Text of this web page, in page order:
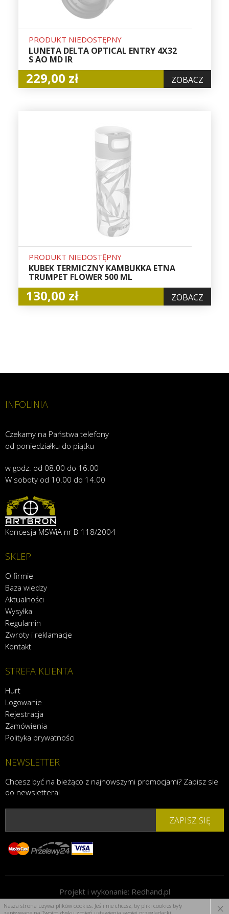
PRODUKT NIEDOSTĘPNY
LUNETA DELTA OPTICAL ENTRY 4X32
S AO MD IR
229,00 zł ZOBACZ
PRODUKT NIEDOSTĘPNY
KUBEK TERMICZNY KAMBUKKA ETNA
TRUMPET FLOWER 500 ML
130,00 zł ZOBACZ
INFOLINIA
Czekamy na Państwa telefony
od poniedziałku do piątku
w godz. od 08.00 do 16.00
W soboty od 10.00 do 14.00
Koncesja MSWiA nr B-118/2004
SKLEP
O firmie
Baza wiedzy
Aktualności
Wysyłka
Regulamin
Zwroty i reklamacje
Kontakt
STREFA KLIENTA
Hurt
Logowanie
Rejestracja
Zamówienia
Polityka prywatności
NEWSLETTER
Chcesz być na bieżąco z najnowszymi promocjami? Zapisz sie
do newslettera!
ZAPISZ SIĘ
Projekt i wykonanie: Redhand.pl
Nasza strona używa plików cookies. Jeśli nie chcesz, by pliki cookies były
×